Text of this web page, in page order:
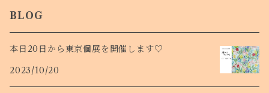
BLOG
本日20日から東京個展を開催します♡
2023/10/20